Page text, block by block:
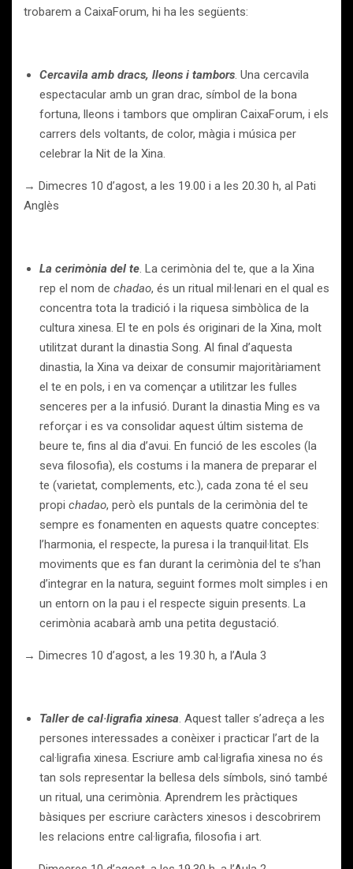
trobarem a CaixaForum, hi ha les següents:
Cercavila amb dracs, lleons i tambors. Una cercavila
espectacular amb un gran drac, símbol de la bona
fortuna, lleons i tambors que ompliran CaixaForum, i els
carrers dels voltants, de color, màgia i música per
celebrar la Nit de la Xina.
→ Dimecres 10 d’agost, a les 19.00 i a les 20.30 h, al Pati
Anglès
La cerimònia del te. La cerimònia del te, que a la Xina
rep el nom de chadao, és un ritual mil·lenari en el qual es
concentra tota la tradició i la riquesa simbòlica de la
cultura xinesa. El te en pols és originari de la Xina, molt
utilitzat durant la dinastia Song. Al final d’aquesta
dinastia, la Xina va deixar de consumir majoritàriament
el te en pols, i en va començar a utilitzar les fulles
senceres per a la infusió. Durant la dinastia Ming es va
reforçar i es va consolidar aquest últim sistema de
beure te, fins al dia d’avui. En funció de les escoles (la
seva filosofia), els costums i la manera de preparar el
te (varietat, complements, etc.), cada zona té el seu
propi chadao, però els puntals de la cerimònia del te
sempre es fonamenten en aquests quatre conceptes:
l’harmonia, el respecte, la puresa i la tranquil·litat. Els
moviments que es fan durant la cerimònia del te s’han
d’integrar en la natura, seguint formes molt simples i en
un entorn on la pau i el respecte siguin presents. La
cerimònia acabarà amb una petita degustació.
→ Dimecres 10 d’agost, a les 19.30 h, a l’Aula 3
Taller de cal·ligrafia xinesa. Aquest taller s’adreça a les
persones interessades a conèixer i practicar l’art de la
cal·ligrafia xinesa. Escriure amb cal·ligrafia xinesa no és
tan sols representar la bellesa dels símbols, sinó també
un ritual, una cerimònia. Aprendrem les pràctiques
bàsiques per escriure caràcters xinesos i descobrirem
les relacions entre cal·ligrafia, filosofia i art.